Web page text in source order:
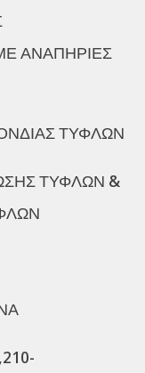
ΑΝΑΠΗΡΙΕΣ
ΤΥΦΛΩΝ
ΤΥΦΛΩΝ &